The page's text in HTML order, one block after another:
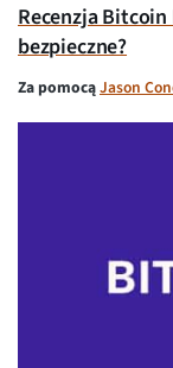
Recenzja
bezpieczne?
Za pomocąJason